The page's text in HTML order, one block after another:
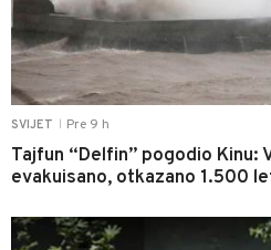
SVIJET Pre 9 h
Tajfun “Delfin” pogodio Kinu:
evakuisano, otkazano 1.500